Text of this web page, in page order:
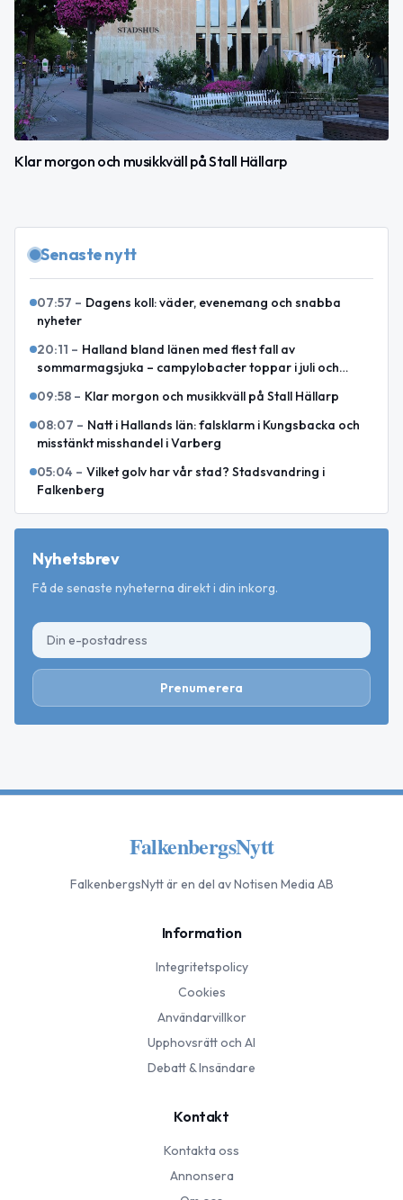
Klar morgon och musikkväll på Stall Hällarp
Senaste nytt
07:57 – Dagens koll: väder, evenemang och snabba
nyheter
20:11 – Halland bland länen med flest fall av
sommarmagsjuka – campylobacter toppar i juli och
09:58 – Klar morgon och musikkväll på Stall Hällarp
08:07 – Natt i Hallands län: falsklarm i Kungsbacka och
misstänkt misshandel i Varberg
05:04 – Vilket golv har vår stad? Stadsvandring i
Falkenberg
Nyhetsbrev
Få de senaste nyheterna direkt i din inkorg.
Prenumerera
FalkenbergsNytt
FalkenbergsNyttär en del av Notisen Media AB
Information
Integritetspolicy
Cookies
Användarvillkor
Upphovsrätt och AI
Debatt & Insändare
Kontakt
Kontakta oss
Annonsera